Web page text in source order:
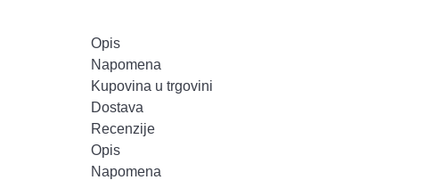
Opis
Napomena
Kupovina u trgovini
Dostava
Recenzije
Opis
Napomena